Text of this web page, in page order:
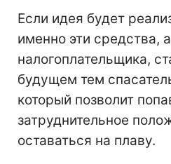
Если идея будет
именно эти средства,
налогоплательщика,
будущем тем
который позволит
затруднительное
оставаться на плаву.